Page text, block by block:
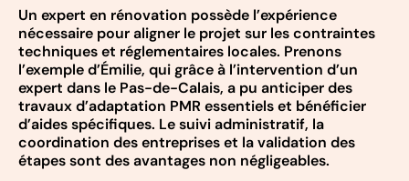
Un expert en rénovation possède l’expérience
nécessaire pour aligner le projet sur les contraintes
techniques et réglementaires locales. Prenons
l’exemple d’Émilie, qui grâce à l’intervention d’un
expert dans le Pas-de-Calais, a pu anticiper des
travaux d’adaptation PMR essentiels et bénéficier
d’aides spécifiques. Le suivi administratif, la
coordination des entreprises et la validation des
étapes sont des avantages non négligeables.